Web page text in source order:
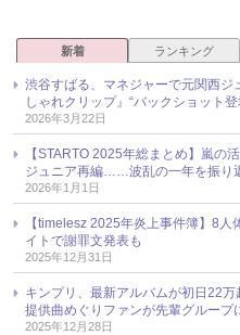
新着 ランキング
渋谷すばる、マネジャーで元関西
しゃれクリップ』“バックショット
2026年3月22日
【STARTO 2025年総まとめ】嵐の
ジュニア再編……波乱の一年を振り
2026年1月1日
【timelesz 2025年炎上事件簿】8
イトで謝罪文発表も
2025年12月31日
キンプリ、最新アルバムが初日22
提供曲めぐりファンが先輩グループ
2025年12月28日